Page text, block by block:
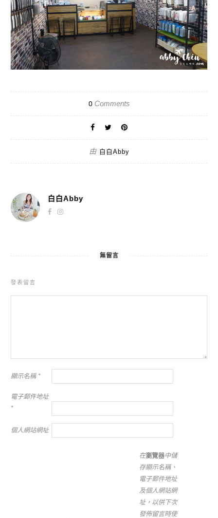
0Comments
由 白白Abby
白白Abby
無留言
發表留言
顯示名稱 *
電子郵件地址
*
個人網站網址
在瀏覽器中儲
存顯示名稱、
電子郵件地址
及個人網站網
址，以供下次
發佈留言時使